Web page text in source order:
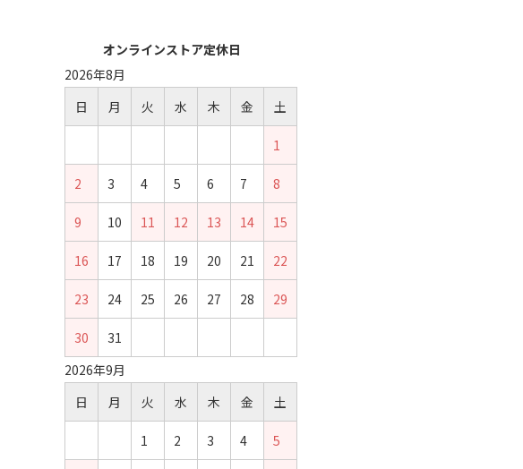
オンラインストア定休日
2026年8月
日
月 火 水 木 金 土
1
2 3 4 5 6 7 8
9 10 11 12 13 14 15
16 17 18 19 20 21 22
23 24 25 26 27 28 29
30
31
2026年9月
日
月 火 水 木 金 土
1 2 3 4 5